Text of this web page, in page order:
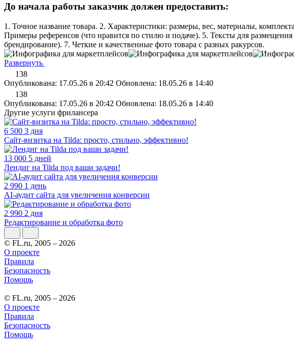
До начала работы заказчик должен предоставить:
1. Точное название товара. 2. Характеристики: размеры, вес, материалы,
Примеры референсов (что нравится по стилю и подаче). 5. Тексты для
брендирование). 7. Четкие и качественные фото товара с разных ракурсов.
Развернуть
138
Опубликована: 17.05.26 в 20:42 Обновлена: 18.05.26 в 14:40
138
Опубликована: 17.05.26 в 20:42 Обновлена: 18.05.26 в 14:40
Другие услуги фрилансера
6 500 3 дня
Сайт-визитка на Tilda: просто, стильно, эффективно!
13 000 5 дней
Лендиг на Tilda под ваши задачи!
2 990 1 день
AI-аудит сайта для увеличения конверсии
2 990 2 дня
Редактирование и обработка фото
© FL.ru, 2005 – 2026
О проекте
Правила
Безопасность
Помощь
© FL.ru, 2005 – 2026
О проекте
Правила
Безопасность
Помощь